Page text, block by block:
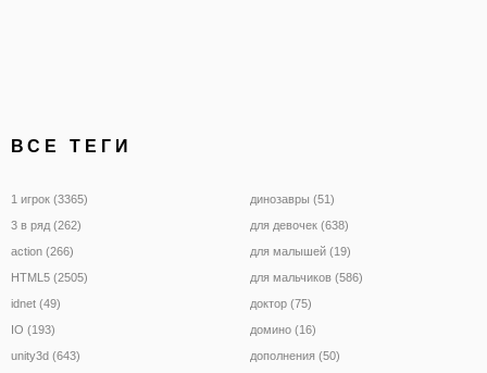
ВСЕ ТЕГИ
1 игрок (3365)
3 в ряд (262)
action (266)
HTML5 (2505)
idnet (49)
IO (193)
unity3d (643)
динозавры (51)
для девочек (638)
для малышей (19)
для мальчиков (586)
доктор (75)
домино (16)
дополнения (50)